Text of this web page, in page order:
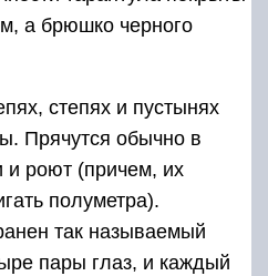
а брюшко черного
степях и пустынях
Прячутся обычно в
и роют (причем, их
полуметра).
так называемый
пары глаз, и каждый